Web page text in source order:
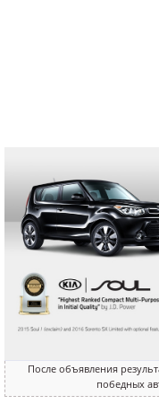
После объявления
победных